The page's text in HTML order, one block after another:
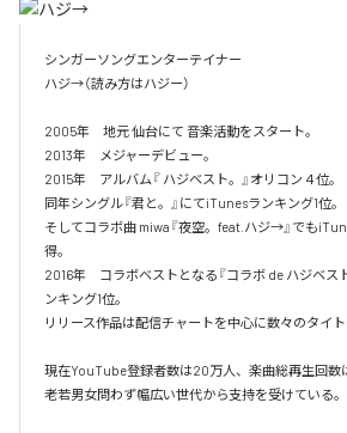
シンガーソングエンターテイナー
ハジ→（読み方はハジー）
2005年　地元 仙台にて 音楽活動をスタート。
2013年　メジャーデビュー。
2015年　アルバム『 ハジベスト。』オリコン４位。
同年シングル『君と。』にてiTunesランキング1位。
そしてコラボ曲 miwa『夜空。feat.ハジ→』でも
得。
2016年　コラボベストとなる『コラボ de ハジベス
ンキング1位。
リリース作品は配信チャートを中心に数々のタイト
現在YouTube登録者数は20万人、楽曲総再生回数
老若男女問わず幅広い世代から支持を受けている。